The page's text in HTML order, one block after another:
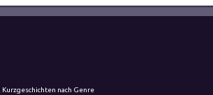
Kurzgeschichten nach Genre